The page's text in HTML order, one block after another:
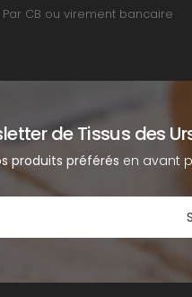
Par CB ou virement bancaire
de Tissus des
produits préférés en avant